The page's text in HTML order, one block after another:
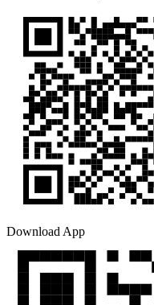
Download App